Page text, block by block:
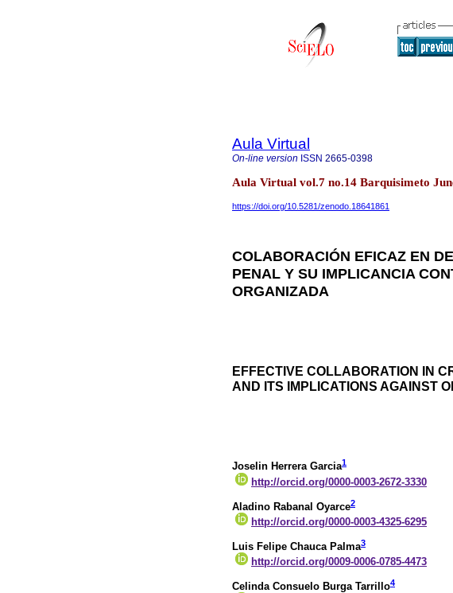
Aula Virtual
On-line version ISSN 2665-0398
Aula Virtual vol.7 no.14 Barquisimeto
https://doi.org/10.5281/zenodo.18641861
COLABORACIÓN EFICAZ EN
PENAL Y SU IMPLICANCIA
ORGANIZADA
EFFECTIVE COLLABORATION IN
AND ITS IMPLICATIONS AGAINST
Joselin Herrera Garcia1
http://orcid.org/0000-0003-2672-3330
Aladino Rabanal Oyarce2
http://orcid.org/0000-0003-4325-6295
Luis Felipe Chauca Palma3
http://orcid.org/0009-0006-0785-4473
Celinda Consuelo Burga Tarrillo4